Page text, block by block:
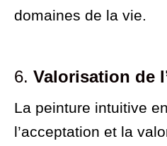
domaines de la vie.
6. Valorisation de
La peinture intuitive
l’acceptation et la